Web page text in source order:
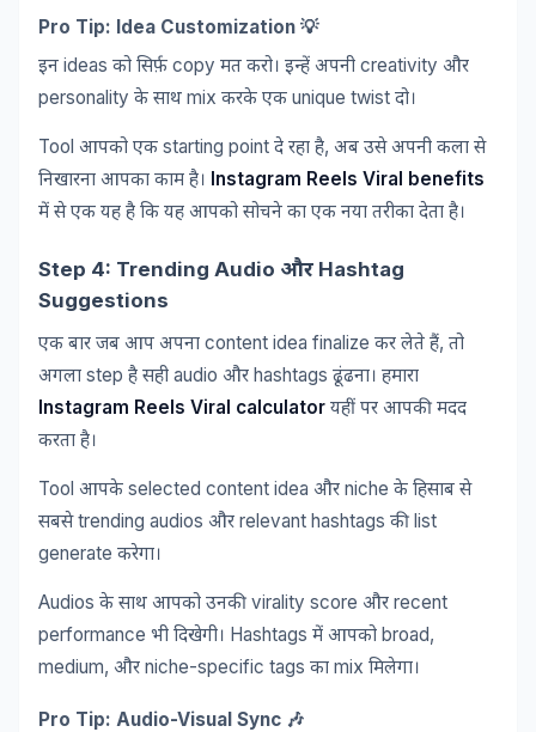
Pro Tip: Idea Customization 💡
इन ideas को सिर्फ़ copy मत करो। इन्हें अपनी creativity और
personality के साथ mix करके एक unique twist दो।
Tool आपको एक starting point दे रहा है, अब उसे अपनी कला से
निखारना आपका काम है। Instagram Reels Viral benefits
में से एक यह है कि यह आपको सोचने का एक नया तरीका देता है।
Step 4: Trending Audio और Hashtag
Suggestions
एक बार जब आप अपना content idea finalize कर लेते हैं, तो
अगला step है सही audio और hashtags ढूंढना। हमारा
Instagram Reels Viral calculator यहीं पर आपकी मदद
करता है।
Tool आपके selected content idea और niche के हिसाब से
सबसेtrending audios और relevant hashtags की list
generate करेगा।
Audios के साथ आपको उनकी virality score और recent
performance भी दिखेगी। Hashtags में आपको broad,
medium, और niche-specific tags का mix मिलेगा।
Pro Tip: Audio-Visual Sync 🎶